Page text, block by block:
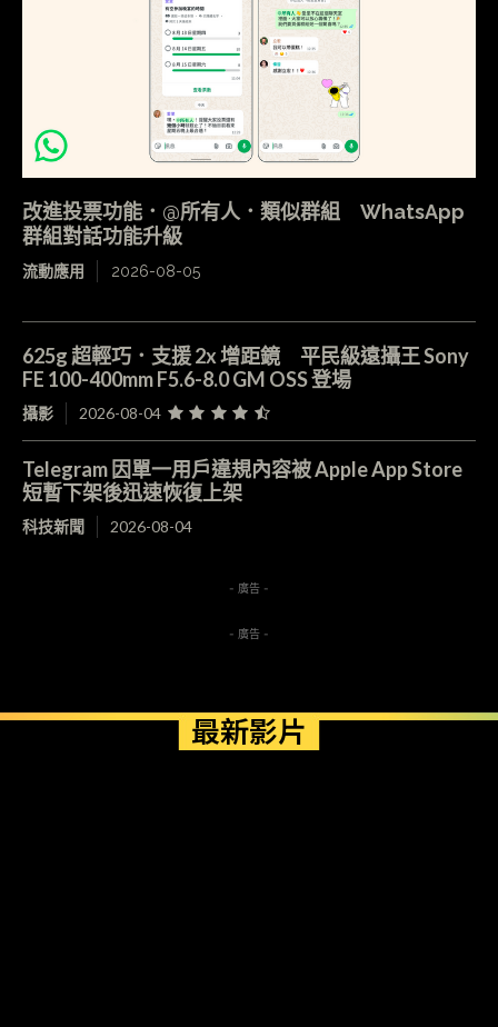
改進投票功能．@所有人．類似群組 WhatsApp
群組對話功能升級
流動應用 2026-08-05
625g 超輕巧．支援 2x 增距鏡 平民級遠攝王 Sony
FE 100-400mm F5.6-8.0 GM OSS 登場
攝影 2026-08-04
Telegram 因單一用戶違規內容被 Apple App Store
短暫下架後迅速恢復上架
科技新聞 2026-08-04
- 廣告 -
- 廣告 -
最新影片